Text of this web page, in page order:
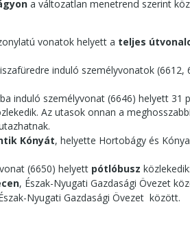
a változatlan menetrend szerint
vonatok helyett a teljes
induló személyvonatok (6612,
induló személyvonat (6646) helyett 31
Az utasok onnan a
Kónyát, helyette Hortobágy és
(6650) helyett pótlóbusz közlekedik:
, Észak-Nyugati Gazdasági Övezet
Nyugati Gazdasági Övezet között.